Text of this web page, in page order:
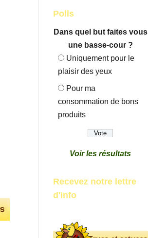
Polls
Dans quel but faites vous
une basse-cour ?
Uniquement pour le
plaisir des yeux
Pour ma
consommation de bons
produits
Voir les résultats
Recevez notre lettre
d'info